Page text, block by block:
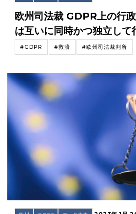
欧州司法裁 GDPR上の行
は互いに同時かつ独立して
#GDPR #救済 #欧州司法裁判所